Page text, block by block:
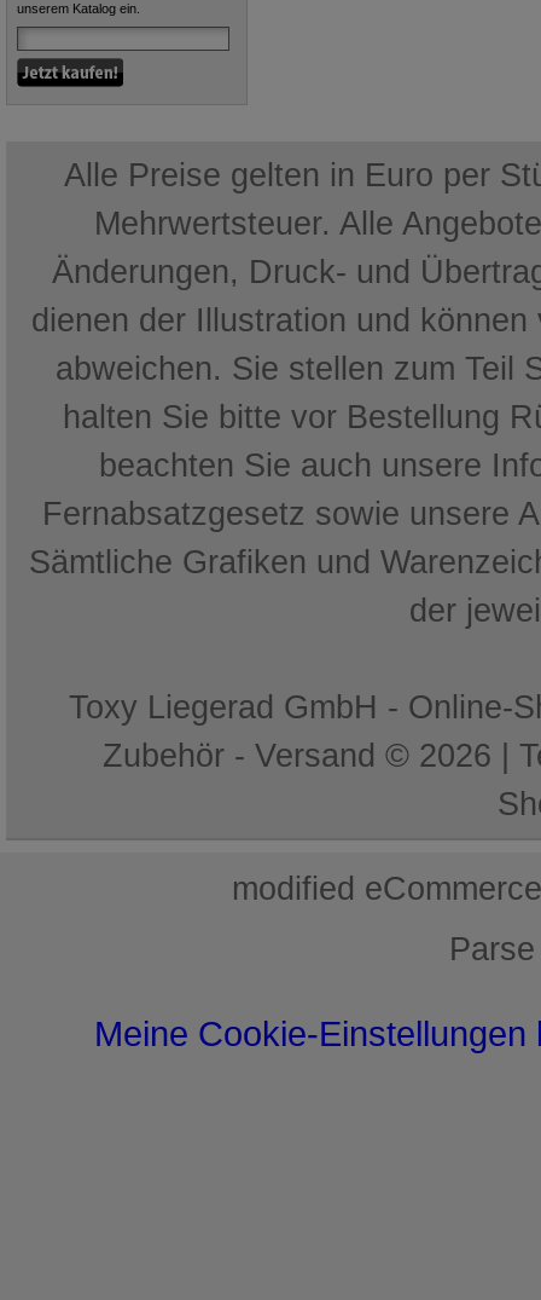
unserem Katalog ein.
Alle Preise gelten in Euro per
Mehrwertsteuer. Alle
Änderungen, Druck- und
dienen der Illustration und
abweichen. Sie stellen zum Teil
halten Sie bitte vor Bestellung
beachten Sie auch unsere
Fernabsatzgesetz sowie unsere
Sämtliche Grafiken und
der
Toxy Liegerad GmbH - Online-
Zubehör - Versand © 2026 |
mod ified
Meine Cookie-